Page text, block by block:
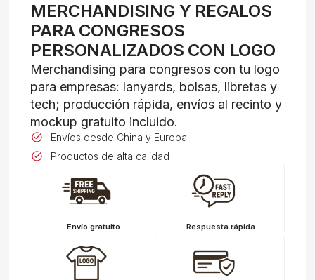
MERCHANDISING Y REGALOS
PARA CONGRESOS
PERSONALIZADOS CON LOGO
Merchandising para congresos con tu logo
para empresas: lanyards, bolsas, libretas y
tech; producción rápida, envíos al recinto y
mockup gratuito incluido.
Envíos desde China y Europa
Productos de alta calidad
Envío gratuito Respuesta rápida